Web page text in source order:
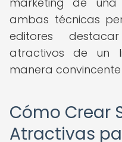
ambas técnicas
editores
atractivos de un
manera
Cómo Crear
Atractivas